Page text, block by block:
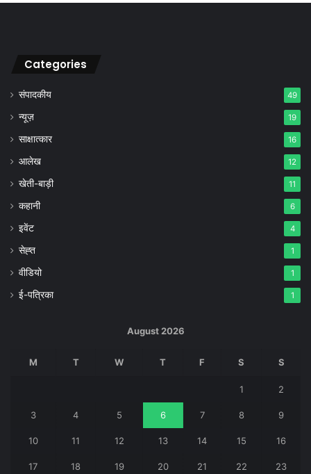
Categories
संपादकीय 49
न्यूज़ 19
साक्षात्कार 16
आलेख 12
खेती-बाड़ी 11
कहानी 6
इवेंट 4
सेह्त 1
वीडियो 1
ई-पत्रिका 1
August 2026
M T W T F S S
1 2
3 4 5 6 7 8 9
10 11 12 13 14 15 16
17 18 19 20 21 22 23